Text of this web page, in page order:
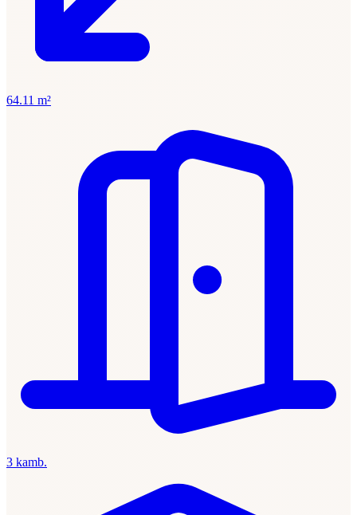
64.11 m²
3 kamb.